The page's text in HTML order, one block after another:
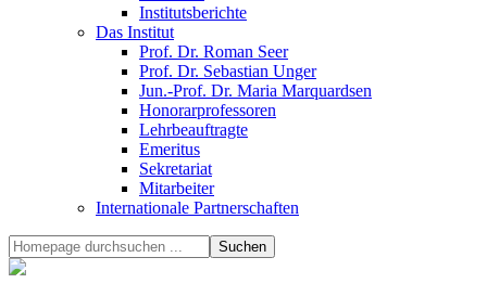
Institutsberichte
Das Institut
Prof. Dr. Roman Seer
Prof. Dr. Sebastian Unger
Jun.-Prof. Dr. Maria Marquardsen
Honorarprofessoren
Lehrbeauftragte
Emeritus
Sekretariat
Mitarbeiter
Internationale Partnerschaften